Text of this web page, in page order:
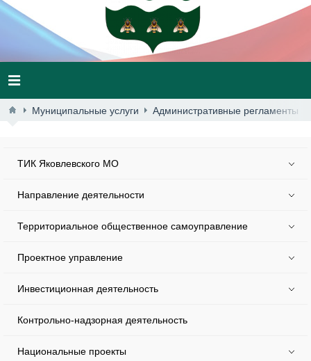
Муниципальные услуги Административные регламенты
ТИК Яковлевского МО
Направление деятельности
Территориальное общественное самоуправление
Проектное управление
Инвестиционная деятельность
Контрольно-надзорная деятельность
Национальные проекты